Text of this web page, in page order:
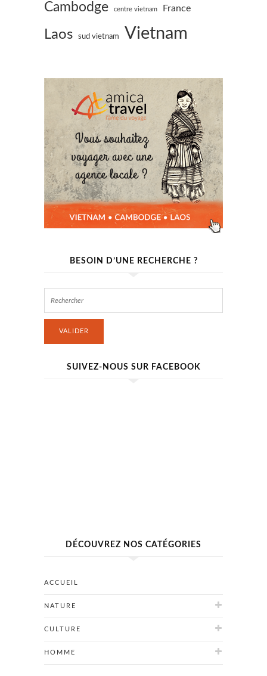
Cambodge centre vietnam France
Laos sud vietnam Vietnam
BESOIN D’UNE RECHERCHE ?
VALIDER
SUIVEZ-NOUS SUR FACEBOOK
DÉCOUVREZ NOS CATÉGORIES
ACCUEIL
NATURE
CULTURE
HOMME